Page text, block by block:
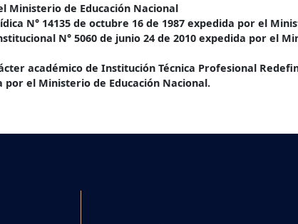
Ministerio de Educación Nacional
N° 14135 de octubre 16 de 1987 expedida por el
N° 5060 de junio 24 de 2010 expedida por el
académico de Institución Técnica Profesional
por el Ministerio de Educación Nacional.